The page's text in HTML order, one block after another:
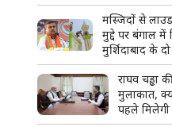
दिया बड़ा बयान
मस्जिदों से
मुद्दे पर बंगाल
मुर्शिदाबाद के
आवाज, शुभेंदु
राघव चड्ढा
मुलाकात,
पहले मिलेगी